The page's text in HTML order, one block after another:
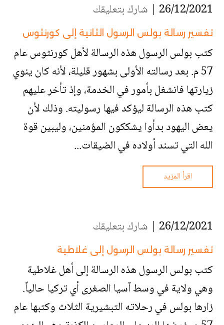
26/12/2021 | شارك بتعليقك
تفسير رسالة بولس الرسول الثانية إلى كورنثوس
كتب بولس الرسول هذه الرسالة لأهل كورنثوس عام
57 م. بعد رسالته الأولى بشهور قليلة، لأنه كان ينوي
زيارتها فانشغل بأمور في الخدمة، وإذ تأخر عليهم
كتب هذه الرسالة ليؤكد فيها رسوليته. وذلك لأن
يعض اليهود بدأوا يشككون المؤمنين، وليبين قوة
الله التي تسند أولاده في الضيقات...
اقرأ المزيد
26/12/2021 | شارك بتعليقك
تفسير رسالة بولس الرسول إلى غلاطية
كتب بولس الرسول هذه الرسالة إلى أهل غلاطية
وهي ولاية في وسط آسيا الصغرى أي تركيا حالياً.
زارها بولس في رحلاته التبشيرية الثلاث وكتبها عام